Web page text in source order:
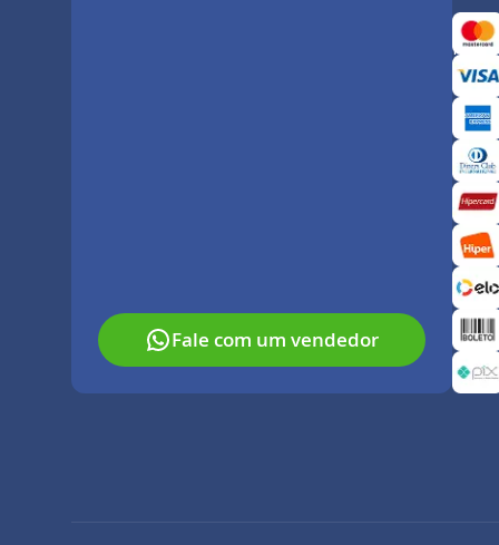
Fale com um vendedor